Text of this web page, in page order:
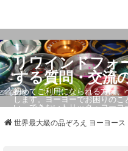
リワインドフォ
する質問・交流
初めてご利用になられる方は
します。ヨーヨーでお困りの
い。できないトリック・ヨー
世界最大級の品ぞろえ ヨーヨース